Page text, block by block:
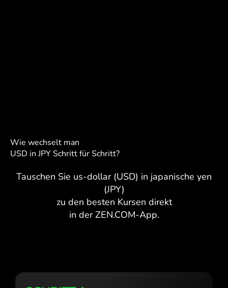
Wie wechselt man
USD in JPY Schritt für Schritt?
Tauschen Sie us-dollar (USD) in japanische yen
(JPY)
zu den besten Kursen direkt
in der ZEN.COM-App.